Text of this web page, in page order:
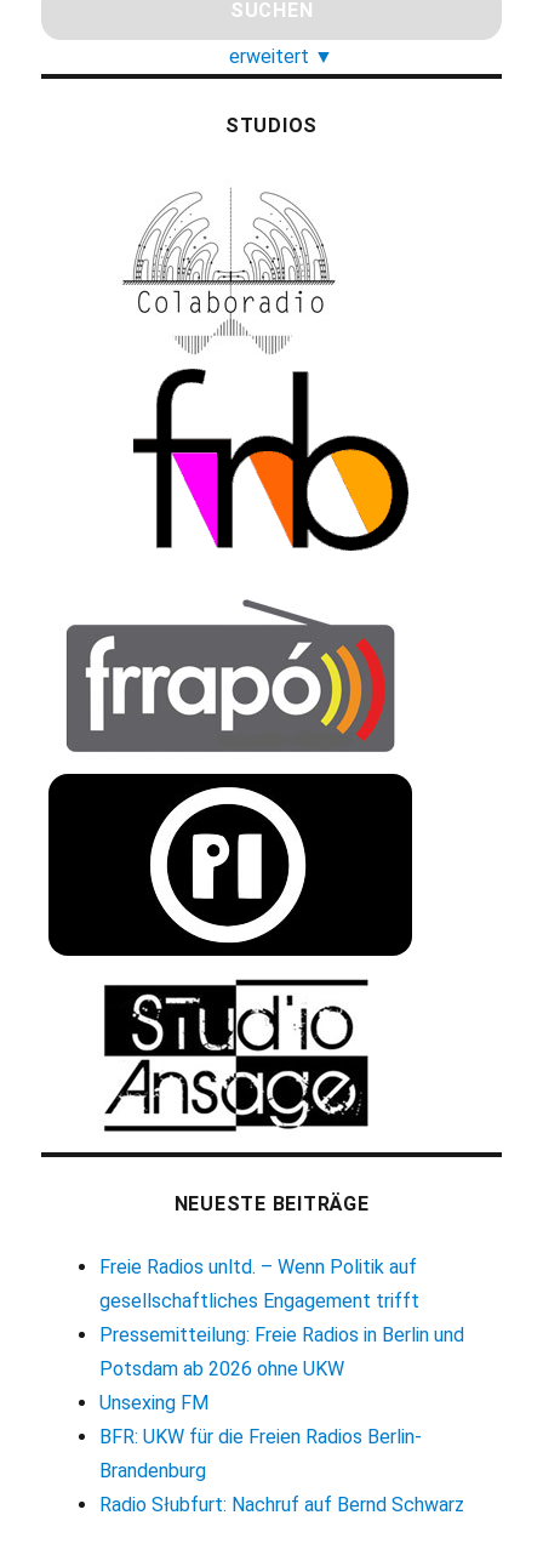
erweitert ▼
STUDIOS
NEUESTE BEITRÄGE
Freie Radios unltd. – Wenn Politik auf
gesellschaftliches Engagement trifft
Pressemitteilung: Freie Radios in Berlin und
Potsdam ab 2026 ohne UKW
Unsexing FM
BFR: UKW für die Freien Radios Berlin-
Brandenburg
Radio Słubfurt: Nachruf auf Bernd Schwarz